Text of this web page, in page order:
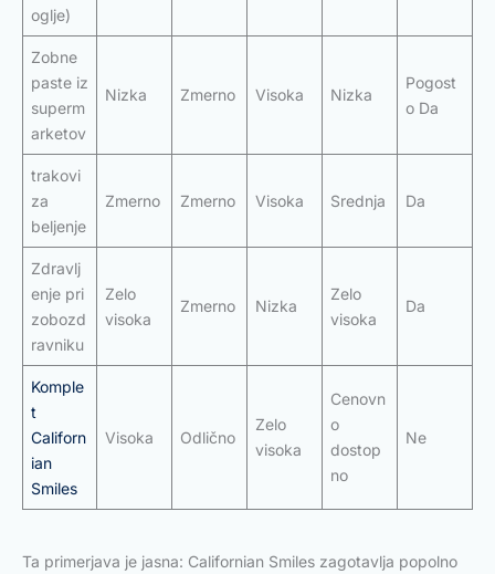
oglje)
Zobne
paste iz
superm
arketov
Nizka Zmerno Visoka Nizka
Pogost
o Da
trakovi
za
beljenje
Zmerno Zmerno Visoka Srednja Da
Zdravlj
enje pri
zobozd
ravniku
Zelo
visoka
Zmerno Nizka
Zelo
visoka
Da
Komple
t
Californ
ian
Smiles
Visoka Odlično
Zelo
visoka
Cenovn
o
dostop
no
Ne
Ta primerjava je jasna: Californian Smiles zagotavlja popolno